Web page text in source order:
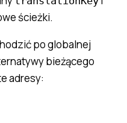
ścieżki.
po globalnej
bieżącego
adresy: